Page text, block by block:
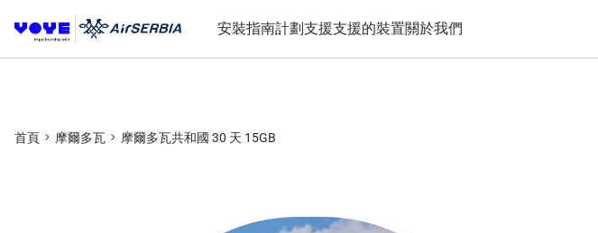
安裝指南計劃支援支援的裝置關於我們
首頁 摩爾多瓦 摩爾多瓦共和國 30 天 15GB